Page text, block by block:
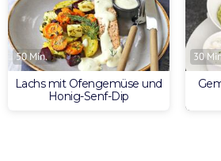
50 Min.
Lachs mit Ofengemüse und
Honig-Senf-Dip
30